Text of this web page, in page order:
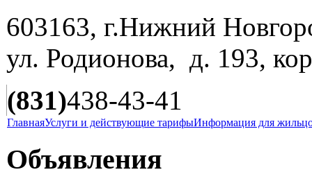
603163, г.Нижний
ул. Родионова, д. 193,
(831)438-43-41
ГлавнаяУслуги и действующие тарифыИнформация для
Объявления